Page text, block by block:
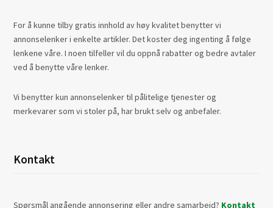
For å kunne tilby gratis innhold av høy kvalitet benytter vi
annonselenker i enkelte artikler. Det koster deg ingenting å følge
lenkene våre. I noen tilfeller vil du oppnå rabatter og bedre avtaler
ved å benytte våre lenker.
Vi benytter kun annonselenker til pålitelige tjenester og
merkevarer som vi stoler på, har brukt selv og anbefaler.
Kontakt
Spørsmål angående annonsering eller andre samarbeid? Kontakt